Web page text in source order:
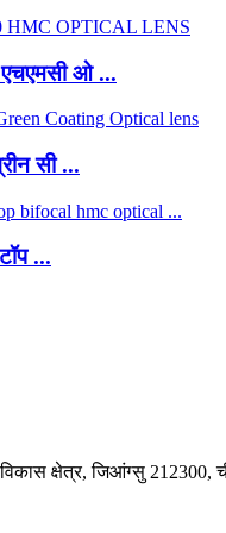
एचएमसी ओ ...
सी ...
...
क्षेत्र, जिआंग्सु 212300,